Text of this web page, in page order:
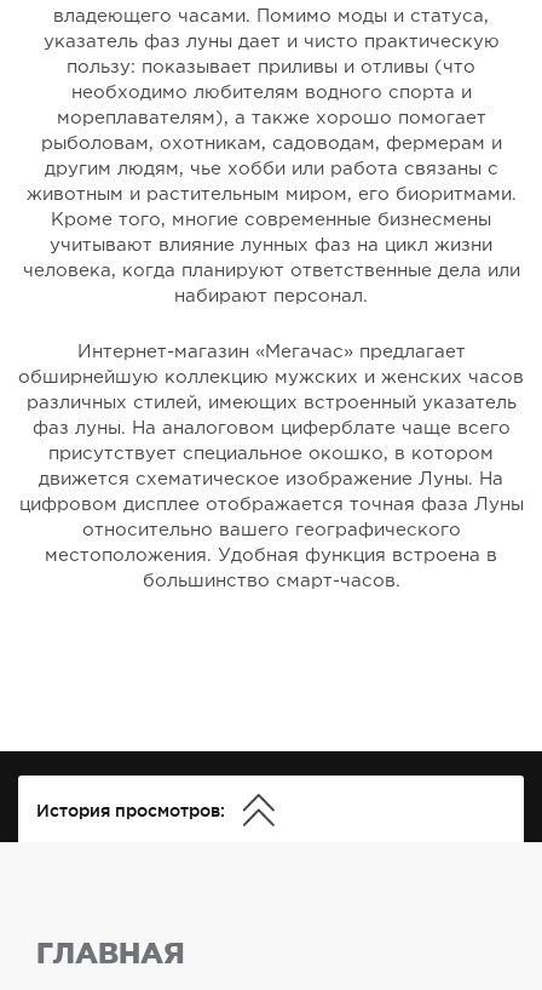
владеющего часами. Помимо моды и статуса,
указатель фаз луны дает и чисто практическую
пользу: показывает приливы и отливы (что
необходимо любителям водного спорта и
мореплавателям), а также хорошо помогает
рыболовам, охотникам, садоводам, фермерам и
другим людям, чье хобби или работа связаны с
животным и растительным миром, его биоритмами.
Кроме того, многие современные бизнесмены
учитывают влияние лунных фаз на цикл жизни
человека, когда планируют ответственные дела или
набирают персонал.
Интернет-магазин «Мегачас» предлагает
обширнейшую коллекцию мужских и женских часов
различных стилей, имеющих встроенный указатель
фаз луны. На аналоговом циферблате чаще всего
присутствует специальное окошко, в котором
движется схематическое изображение Луны. На
цифровом дисплее отображается точная фаза Луны
относительно вашего географического
местоположения. Удобная функция встроена в
большинство смарт-часов.
История просмотров:
ГЛАВНАЯ